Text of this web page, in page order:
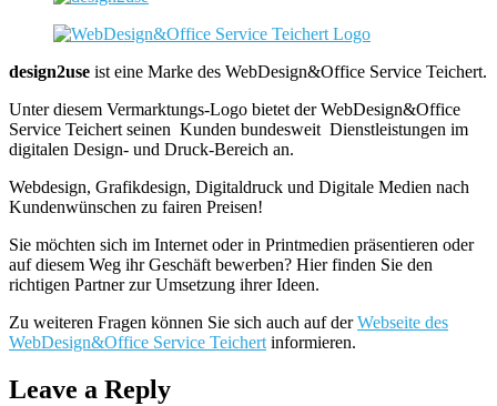
design2use ist eine Marke des WebDesign&Office Service Teichert.
Unter diesem Vermarktungs-Logo bietet der WebDesign&Office
Service Teichert seinen Kunden bundesweit Dienstleistungen im
digitalen Design- und Druck-Bereich an.
Webdesign, Grafikdesign, Digitaldruck und Digitale Medien nach
Kundenwünschen zu fairen Preisen!
Sie möchten sich im Internet oder in Printmedien präsentieren oder
auf diesem Weg ihr Geschäft bewerben? Hier finden Sie den
richtigen Partner zur Umsetzung ihrer Ideen.
Zu weiteren Fragen können Sie sich auch auf derWebseite des
WebDesign&Office Service Teichertinformieren.
Leave a Reply